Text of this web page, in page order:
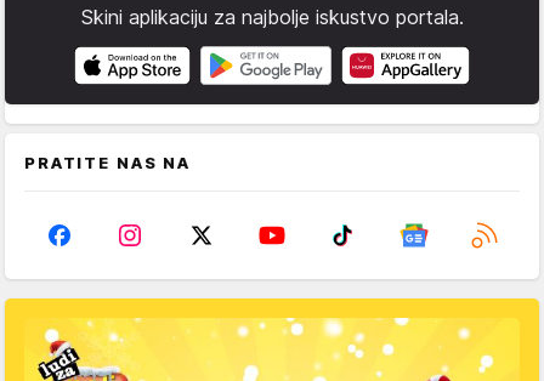
Skini aplikaciju za najbolje iskustvo portala.
PRATITE NAS NA